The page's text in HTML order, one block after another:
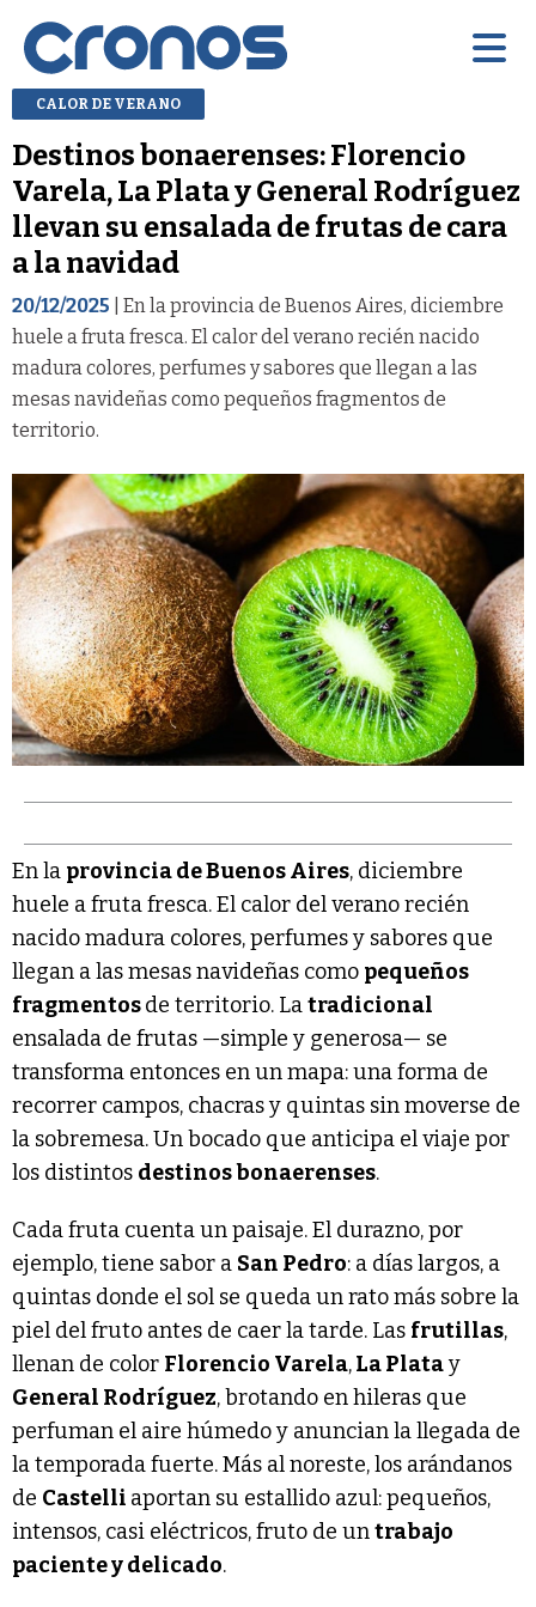
CALOR DE VERANO
Destinos bonaerenses: Florencio
Varela, La Plata y General Rodríguez
llevan su ensalada de frutas de cara
a la navidad
20/12/2025 | En la provincia de Buenos Aires, diciembre
huele a fruta fresca. El calor del verano recién nacido
madura colores, perfumes y sabores que llegan a las
mesas navideñas como pequeños fragmentos de
territorio.
En la provincia de Buenos Aires, diciembre
huele a fruta fresca. El calor del verano recién
nacido madura colores, perfumes y sabores que
llegan a las mesas navideñas como pequeños
fragmentosde territorio. Latradicional
ensalada de frutas —simple y generosa— se
transforma entonces en un mapa: una forma de
recorrer campos, chacras y quintas sin moverse de
la sobremesa. Un bocado que anticipa el viaje por
los distintos destinos bonaerenses.
Cada fruta cuenta un paisaje. El durazno, por
ejemplo, tiene sabor a San Pedro: a días largos, a
quintas donde el sol se queda un rato más sobre la
piel del fruto antes de caer la tarde. Las frutillas,
llenan de color Florencio Varela,La Platay
General Rodríguez, brotando en hileras que
perfuman el aire húmedo y anuncian la llegada de
la temporada fuerte. Más al noreste, los arándanos
de Castelli aportan su estallido azul: pequeños,
intensos, casi eléctricos, fruto de untrabajo
paciente y delicado.